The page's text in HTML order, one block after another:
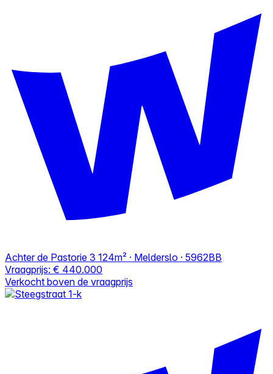
Achter de Pastorie 3 124m² · Melderslo · 5962BB
Vraagprijs: € 440.000
Verkocht boven de vraagprijs